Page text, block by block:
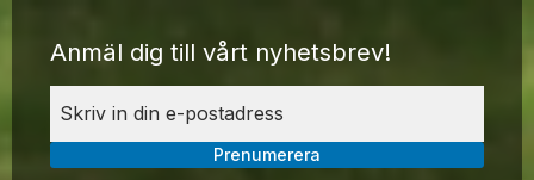
Anmäl dig till vårt nyhetsbrev!
Prenumerera